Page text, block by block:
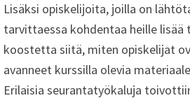
Lisäksi opiskelijoita, joilla on
tarvittaessa kohdentaa heille
koostetta siitä, miten opiskelijat
avanneet kurssilla olevia
Erilaisia seurantatyökaluja